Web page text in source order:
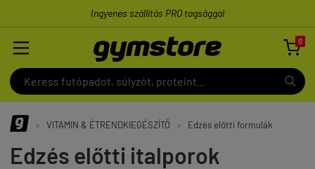
Ingyenes szállítás PRO tagsággal
0

» VITAMIN & ÉTRENDKIEGÉSZÍTŐ » Edzés előtti formulák
Edzés előtti italporok